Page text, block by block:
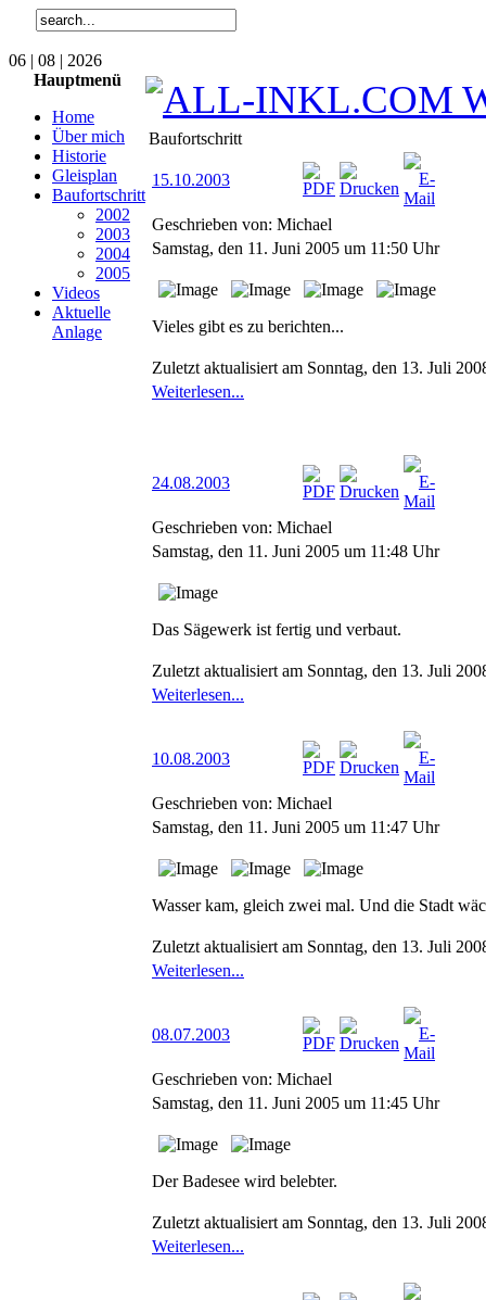
06 | 08 | 2026
Hauptmenü
Home
Über mich
Historie
Gleisplan
Baufortschritt
2002
2003
2004
2005
Videos
Aktuelle
Anlage
Baufortschritt
15.10.2003
Geschrieben von: Michael
Samstag, den 11. Juni 2005 um 11:50 Uhr
Vieles gibt es zu berichten...
Zuletzt aktualisiert am Sonntag, den 13. Juli
Weiterlesen...
24.08.2003
Geschrieben von: Michael
Samstag, den 11. Juni 2005 um 11:48 Uhr
Das Sägewerk ist fertig und verbaut.
Zuletzt aktualisiert am Sonntag, den 13. Juli
Weiterlesen...
10.08.2003
Geschrieben von: Michael
Samstag, den 11. Juni 2005 um 11:47 Uhr
Wasser kam, gleich zwei mal. Und die Stadt
Zuletzt aktualisiert am Sonntag, den 13. Juli
Weiterlesen...
08.07.2003
Geschrieben von: Michael
Samstag, den 11. Juni 2005 um 11:45 Uhr
Der Badesee wird belebter.
Zuletzt aktualisiert am Sonntag, den 13. Juli
Weiterlesen...